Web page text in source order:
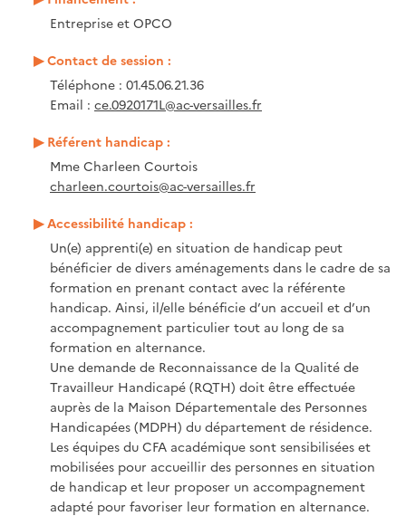
Entreprise et OPCO
Contact de session :
Téléphone : 01.45.06.21.36
Email : ce.0920171L@ac-versailles.fr
Référent handicap :
Mme Charleen Courtois
charleen.courtois@ac-versailles.fr
Accessibilité handicap :
Un(e) apprenti(e) en situation de handicap peut
bénéficier de divers aménagements dans le cadre de sa
formation en prenant contact avec la référente
handicap. Ainsi, il/elle bénéficie d’un accueil et d’un
accompagnement particulier tout au long de sa
formation en alternance.
Une demande de Reconnaissance de la Qualité de
Travailleur Handicapé (RQTH) doit être effectuée
auprès de la Maison Départementale des Personnes
Handicapées (MDPH) du département de résidence.
Les équipes du CFA académique sont sensibilisées et
mobilisées pour accueillir des personnes en situation
de handicap et leur proposer un accompagnement
adapté pour favoriser leur formation en alternance.